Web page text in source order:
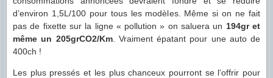
d’environ 1,5L/100 pour tous les modèles. Même si on ne fait
pas de fixette sur la ligne « pollution » on saluera un 194gr et
même un 205grCO2/Km. Vraiment épatant pour une auto de
400ch !
Les plus pressés et les plus chanceux pourront se l’offrir pour